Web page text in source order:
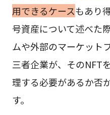
用できるケースもあり
号資産について述べた
ムや外部のマーケット
三者企業が、そのNFT
理する必要があるか否
す。